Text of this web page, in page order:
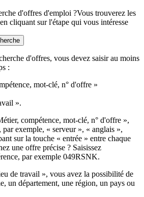
d'offres d'emploi ?Vous trouverez les
cliquant sur l'étape qui vous intéresse
d'offres, vous devez saisir au moins
:
mot-clé, n° d'offre »
».
compétence, mot-clé, n° d'offre »,
par exemple, « serveur », « anglais »,
sur la touche « entrée » entre chaque
une offre précise ? Saisissez
par exemple 049RSNK.
de travail », vous avez la possibilité de
un département, une région, un pays ou